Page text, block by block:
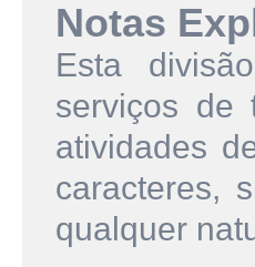
Notas
Esta
serviços de
atividades
caracteres,
qualquer